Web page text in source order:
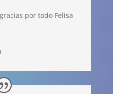
por todo Felisa